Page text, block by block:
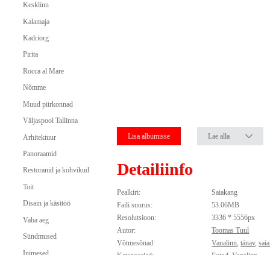
Kesklinn
Kalamaja
Kadriorg
Pirita
Rocca al Mare
Nõmme
Muud piirkonnad
Väljaspool Tallinna
Arhitektuur
Panoraamid
Restoranid ja kohvikud
Toit
Disain ja käsitöö
Vaba aeg
Sündmused
Inimesed
Lisa albumisse Lae alla
Detailiinfo
Pealkiri:
Saiakang
Faili suurus:
53.06MB
Resolutsioon:
3336 * 5556px
Autor:
Toomas Tuul
Võtmesõnad:
Vanalinn,tänav,